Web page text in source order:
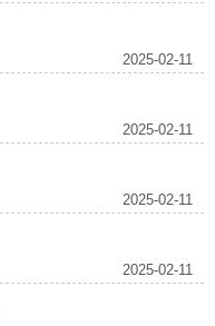
2025-02-11
2025-02-11
2025-02-11
2025-02-11